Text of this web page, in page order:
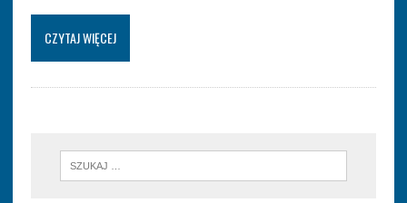
CZYTAJ WIĘCEJ